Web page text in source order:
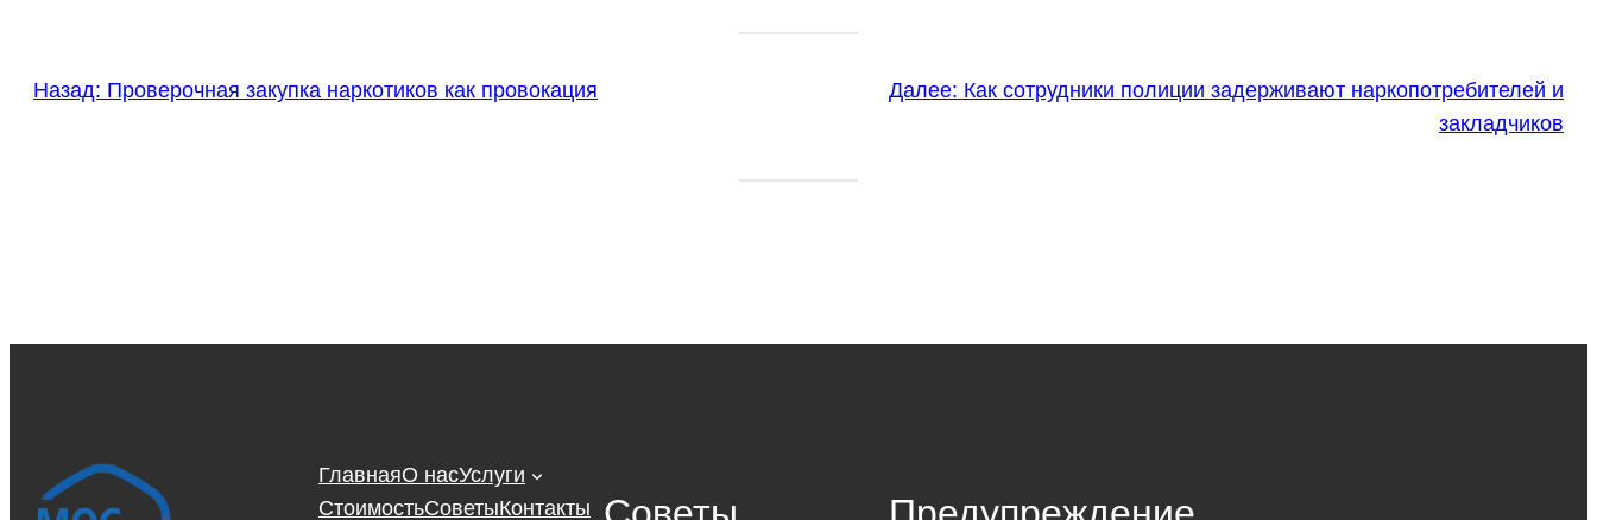
Назад: Проверочная закупка наркотиков как провокация Далее: Как сотрудники полиции задерживают наркопотребителей и
закладчиков
ГлавнаяО насУслуги
СтоимостьСоветыКонтакты